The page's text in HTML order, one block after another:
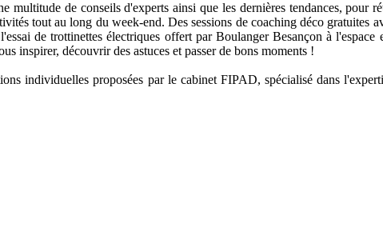
de conseils d'experts ainsi que les dernières tendances, pour
tout au long du week-end. Des sessions de coaching déco gratuites
de trottinettes électriques offert par Boulanger Besançon à
inspirer, découvrir des astuces et passer de bons moments !
individuelles proposées par le cabinet FIPAD, spécialisé dans